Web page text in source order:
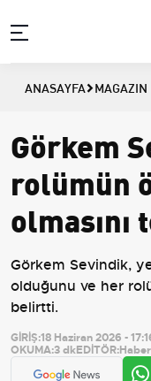
ANASAYFA MAGAZIN
Görkem
rolümün
Görkem Sevindik,
olduğunu ve her
belirtti.
GİRİŞ:18 Haziran 2026 -
OKUMA:3 dkEDİTÖR: